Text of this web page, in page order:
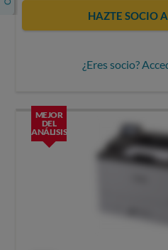
HAZTE SOCIO
¿Eres socio?
MEJOR
DEL
ANÁLISIS